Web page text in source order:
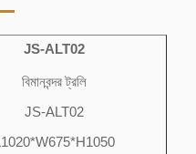
JS-ALT02
বিমানবন্দর ট্রলি
JS-ALT02
L1020*W675*H1050